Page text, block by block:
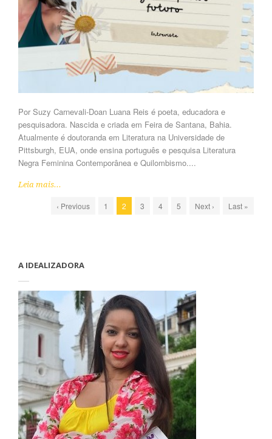
Por Suzy Carnevali-Doan Luana Reis é poeta, educadora e
pesquisadora. Nascida e criada em Feira de Santana, Bahia.
Atualmente é doutoranda em Literatura na Universidade de
Pittsburgh, EUA, onde ensina português e pesquisa Literatura
Negra Feminina Contemporânea e Quilombismo....
Leia mais...
‹ Previous 1 2 3 4 5 Next › Last »
A IDEALIZADORA